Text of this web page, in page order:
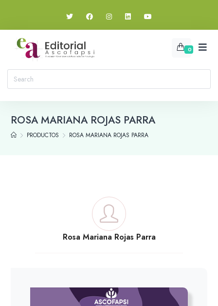
0
ROSA MARIANA ROJAS PARRA
PRODUCTOS ROSA MARIANA ROJAS PARRA
Rosa Mariana Rojas Parra